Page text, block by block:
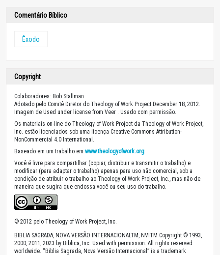
Comentário Bíblico
Êxodo
Copyright
Colaboradores: Bob Stallman
Adotado pelo Comitê Diretor do Theology of Work Project December 18, 2012.
Imagem de Used under license from Veer . Usado com permissão.
Os materiais on-line do Theology of Work Project da Theology of Work Project,
Inc. estão licenciados sob uma licença Creative Commons Attribution-
NonCommercial 4.0 International.
Baseado em um trabalho em www.theologyofwork.org
Você é livre para compartilhar (copiar, distribuir e transmitir o trabalho) e
modificar (para adaptar o trabalho) apenas para uso não comercial, sob a
condição de atribuir o trabalho ao Theology of Work Project, Inc., mas não de
maneira que sugira que endossa você ou seu uso do trabalho.
© 2012 pelo Theology of Work Project, Inc.
BIBLIA SAGRADA, NOVA VERSÃO INTERNACIONALTM, NVITM Copyright © 1993,
2000, 2011, 2023 by Biblica, Inc. Used with permission. All rights reserved
worldwide. “Biblia Sagrada, Nova Versão Internacional” is a trademark